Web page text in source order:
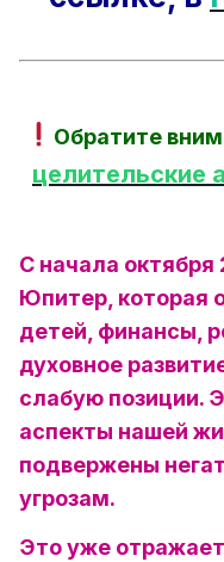
Обратите
целительские
С начала октября
Юпитер, которая
детей, финансы,
духовное
слабую позиции.
аспекты нашей
подвержены
угрозам.
Это уже